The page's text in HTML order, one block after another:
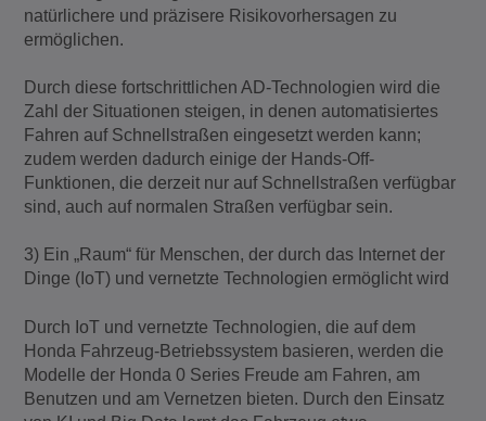
natürlichere und präzisere Risikovorhersagen zu
ermöglichen.
Durch diese fortschrittlichen AD-Technologien wird die
Zahl der Situationen steigen, in denen automatisiertes
Fahren auf Schnellstraßen eingesetzt werden kann;
zudem werden dadurch einige der Hands-Off-
Funktionen, die derzeit nur auf Schnellstraßen verfügbar
sind, auch auf normalen Straßen verfügbar sein.
3) Ein „Raum“ für Menschen, der durch das Internet der
Dinge (IoT) und vernetzte Technologien ermöglicht wird
Durch IoT und vernetzte Technologien, die auf dem
Honda Fahrzeug-Betriebssystem basieren, werden die
Modelle der Honda 0 Series Freude am Fahren, am
Benutzen und am Vernetzen bieten. Durch den Einsatz